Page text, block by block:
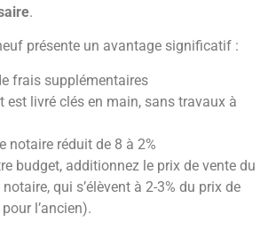
.
présente un avantage significatif :
frais supplémentaires
est livré clés en main, sans travaux à
notaire réduit de 8 à 2%
budget, additionnez le prix de vente du
qui s’élèvent à 2-3% du prix de
l’ancien).